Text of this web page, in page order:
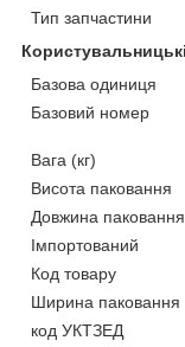
Тип запчастини
Базова одиниця
Базовий номер
Вага (кг)
Висота паковання
Довжина паковання
Імпортований
Код товару
Ширина паковання
код УКТЗЕД